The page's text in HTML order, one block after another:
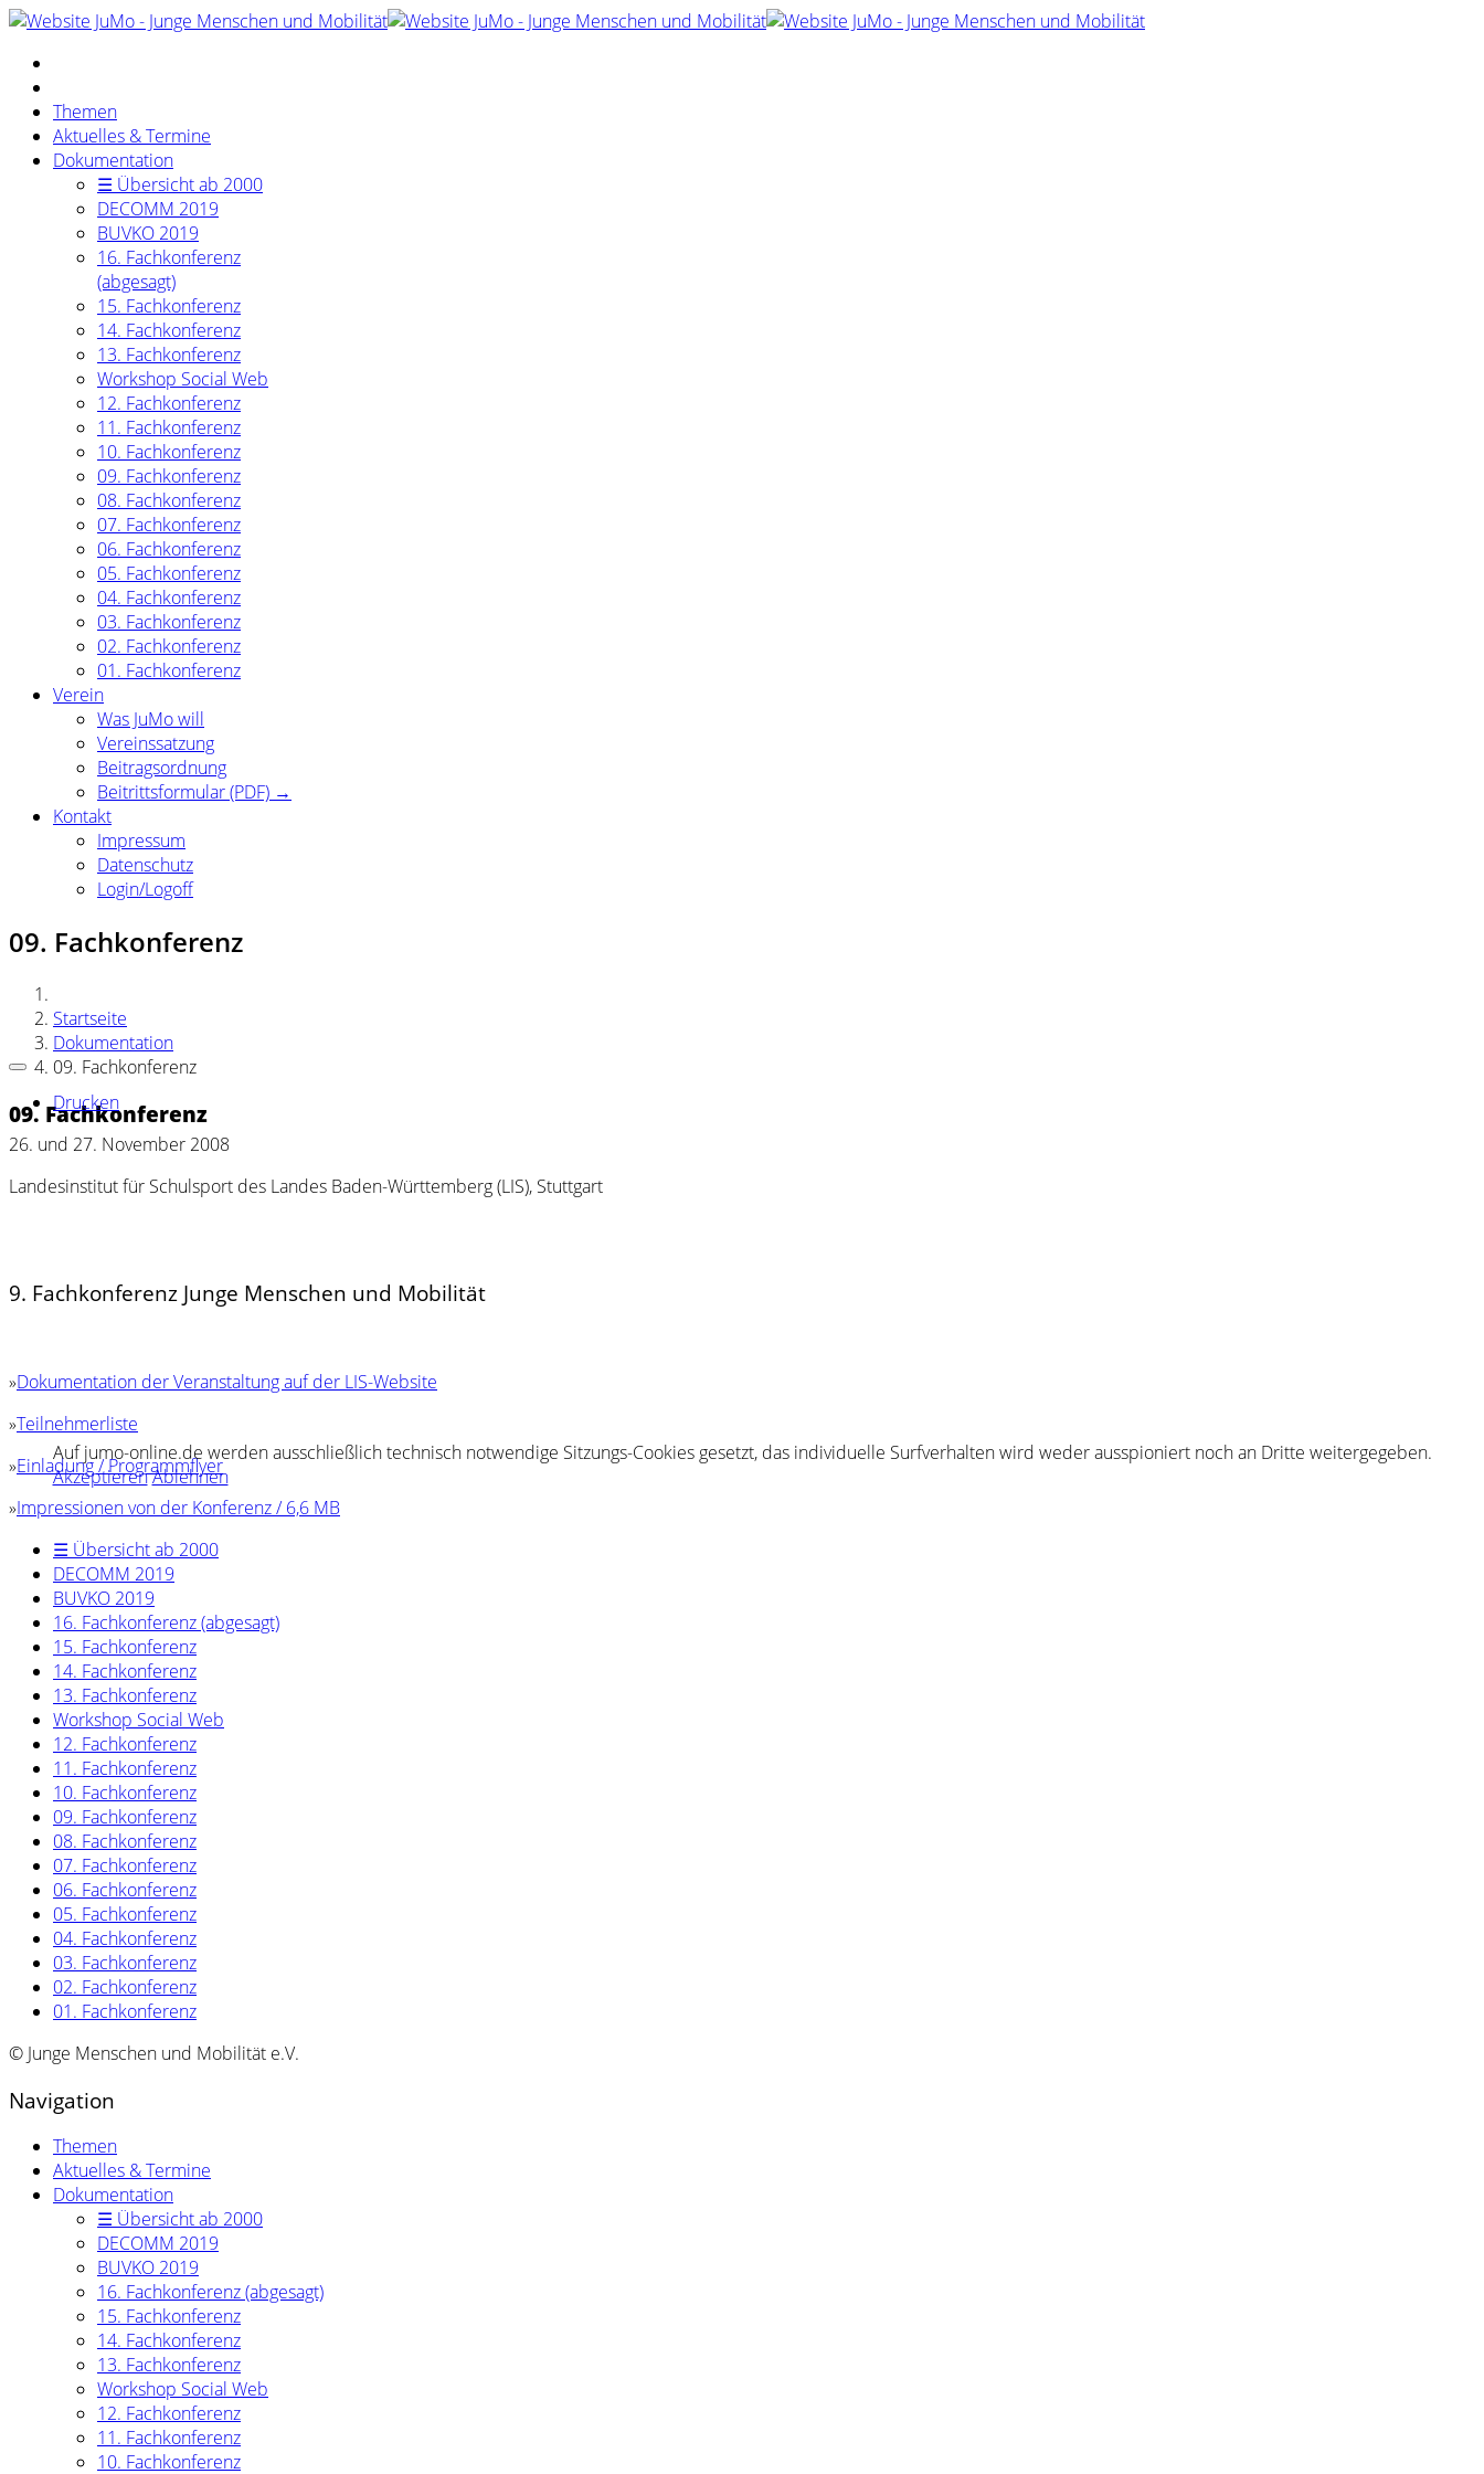
Themen
Aktuelles & Termine
Dokumentation
☰ Übersicht ab 2000
DECOMM 2019
BUVKO 2019
16. Fachkonferenz
(abgesagt)
15. Fachkonferenz
14. Fachkonferenz
13. Fachkonferenz
Workshop Social Web
12. Fachkonferenz
11. Fachkonferenz
10. Fachkonferenz
09. Fachkonferenz
08. Fachkonferenz
07. Fachkonferenz
06. Fachkonferenz
05. Fachkonferenz
04. Fachkonferenz
03. Fachkonferenz
02. Fachkonferenz
01. Fachkonferenz
Verein
Was JuMo will
Vereinssatzung
Beitragsordnung
Beitrittsformular (PDF) →
Kontakt
Impressum
Datenschutz
Login/Logoff
09. Fachkonferenz
Startseite
Dokumentation
09. Fachkonferenz
09. Fachkonferenz
Drucken
26. und 27. November 2008
Landesinstitut für Schulsport des Landes Baden-Württemberg (LIS), Stuttgart
9. Fachkonferenz Junge Menschen und Mobilität
»Dokumentation der Veranstaltung auf der LIS-Website
»Teilnehmerliste
»Einladung / Programmflyer
»Impressionen von der Konferenz / 6,6 MB
☰ Übersicht ab 2000
DECOMM 2019
BUVKO 2019
16. Fachkonferenz (abgesagt)
15. Fachkonferenz
14. Fachkonferenz
13. Fachkonferenz
Workshop Social Web
12. Fachkonferenz
11. Fachkonferenz
10. Fachkonferenz
09. Fachkonferenz
08. Fachkonferenz
07. Fachkonferenz
06. Fachkonferenz
05. Fachkonferenz
04. Fachkonferenz
03. Fachkonferenz
02. Fachkonferenz
01. Fachkonferenz
© Junge Menschen und Mobilität e.V.
Navigation
Themen
Aktuelles & Termine
Dokumentation
☰ Übersicht ab 2000
DECOMM 2019
BUVKO 2019
16. Fachkonferenz (abgesagt)
15. Fachkonferenz
14. Fachkonferenz
13. Fachkonferenz
Workshop Social Web
12. Fachkonferenz
11. Fachkonferenz
10. Fachkonferenz
Auf jumo-online.de werden ausschließlich technisch notwendige Sitzungs-Cookies gesetzt, das individuelle Surfverhalten wird weder ausspioniert noch an Dritte weitergegeben.
AkzeptierenAblehnen